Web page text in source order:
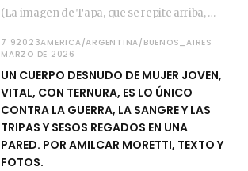
(La imagen de Tapa, que se repite arriba, fue compuesta por Amilcar Moretti el viernes…
7 92023AMERICA/ARGENTINA/BUENOS_AIRES
MARZO DE 2026
UN CUERPO DESNUDO DE MUJER JOVEN,
VITAL, CON TERNURA, ES LO ÚNICO
CONTRA LA GUERRA, LA SANGRE Y LAS
TRIPAS Y SESOS REGADOS EN UNA
PARED. POR AMILCAR MORETTI, TEXTO Y
FOTOS.